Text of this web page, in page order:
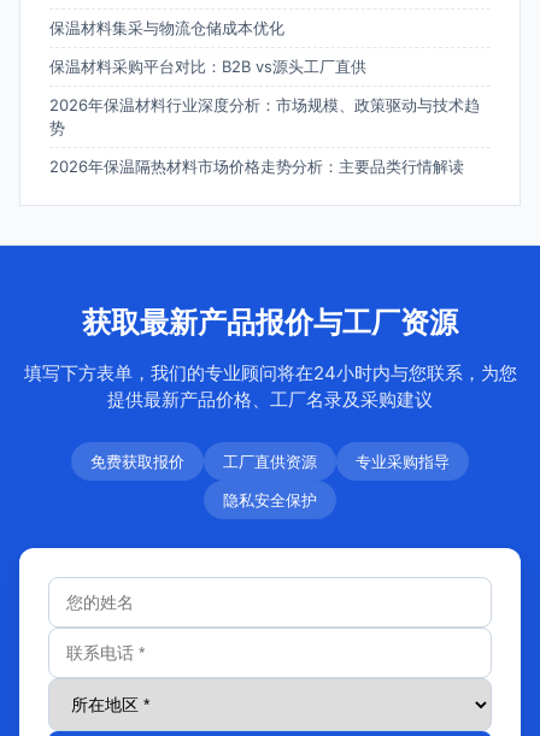
保温材料集采与物流仓储成本优化
保温材料采购平台对比：B2B vs源头工厂直供
2026年保温材料行业深度分析：市场规模、政策驱动与技术趋
势
2026年保温隔热材料市场价格走势分析：主要品类行情解读
获取最新产品报价与工厂资源
填写下方表单，我们的专业顾问将在24小时内与您联系，为您
提供最新产品价格、工厂名录及采购建议
免费获取报价 工厂直供资源
专业采购指导
隐私安全保护